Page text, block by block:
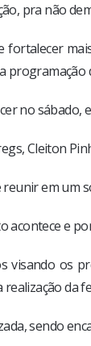
pra não
fortalecer
no sábado,
Cleiton
em um
acontece e
visando os
realização da
sendo